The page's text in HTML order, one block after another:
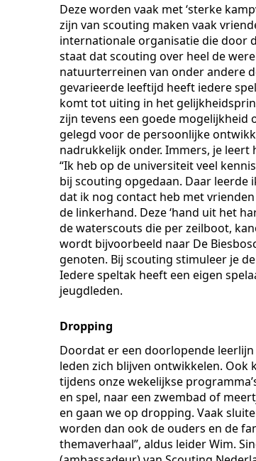
Deze worden vaak met ‘sterke
zijn van scouting maken vaak
internationale organisatie die door
staat dat scouting over heel de
natuurterreinen van onder andere
gevarieerde leeftijd heeft iedere
komt tot uiting in het
zijn tevens een goede mogelijkheid
gelegd voor de persoonlijke
nadrukkelijk onder. Immers, je leert
“Ik heb op de universiteit veel
bij scouting opgedaan. Daar leerde
dat ik nog contact heb met
de linkerhand. Deze ‘hand uit het
de waterscouts die per zeilboot,
wordt bijvoorbeeld naar De
genoten. Bij scouting stimuleer je
Iedere speltak heeft een eigen
jeugdleden.
Dropping
Doordat er een doorlopende
leden zich blijven ontwikkelen. Ook
tijdens onze wekelijkse
en spel, naar een zwembad of
en gaan we op dropping. Vaak
worden dan ook de ouders en de
themaverhaal”, aldus leider Wim.